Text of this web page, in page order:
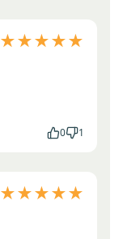
★★★★★
0 1
★★★★★